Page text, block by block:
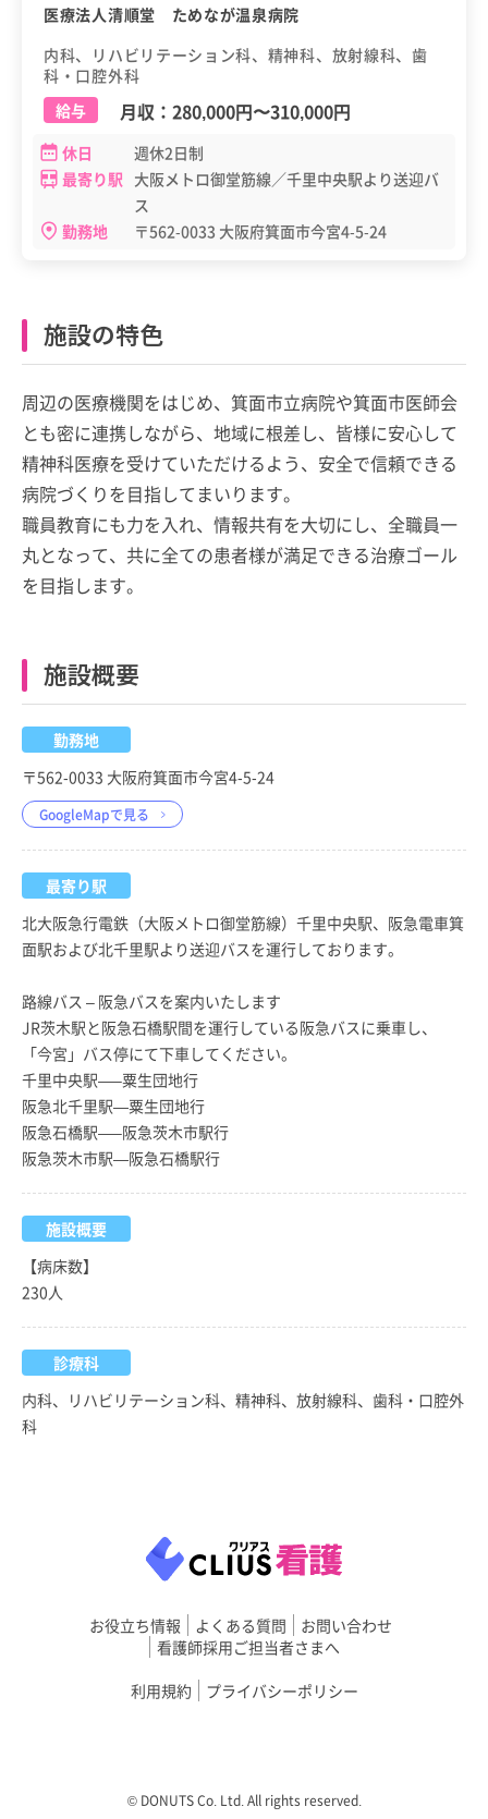
医療法人清順堂 ためなが温泉病院
内科、リハビリテーション科、精神科、放射線科、歯
科・口腔外科
給与
月収： 280,000円〜310,000円
休日
週休2日制
最寄り駅 大阪メトロ御堂筋線／千里中央駅より送迎バ
ス
勤務地
〒562-0033 大阪府箕面市今宮4-5-24
施設の特色
周辺の医療機関をはじめ、箕面市立病院や箕面市医師会
とも密に連携しながら、地域に根差し、皆様に安心して
精神科医療を受けていただけるよう、安全で信頼できる
病院づくりを目指してまいります。
職員教育にも力を入れ、情報共有を大切にし、全職員一
丸となって、共に全ての患者様が満足できる治療ゴール
を目指します。
施設概要
勤務地
〒562-0033 大阪府箕面市今宮4-5-24
GoogleMapで見る
最寄り駅
北大阪急行電鉄（大阪メトロ御堂筋線）千里中央駅、阪急電車箕
面駅および北千里駅より送迎バスを運行しております。
路線バス – 阪急バスを案内いたします
JR茨木駅と阪急石橋駅間を運行している阪急バスに乗車し、
「今宮」バス停にて下車してください。
千里中央駅—–粟生団地行
阪急北千里駅—粟生団地行
阪急石橋駅—–阪急茨木市駅行
阪急茨木市駅—阪急石橋駅行
施設概要
【病床数】
230人
診療科
内科、リハビリテーション科、精神科、放射線科、歯科・口腔外
科
お役立ち情報 よくある質問
お問い合わせ
看護師採用ご担当者さまへ
利用規約
プライバシーポリシー
©︎ DONUTS Co. Ltd. All rights reserved.